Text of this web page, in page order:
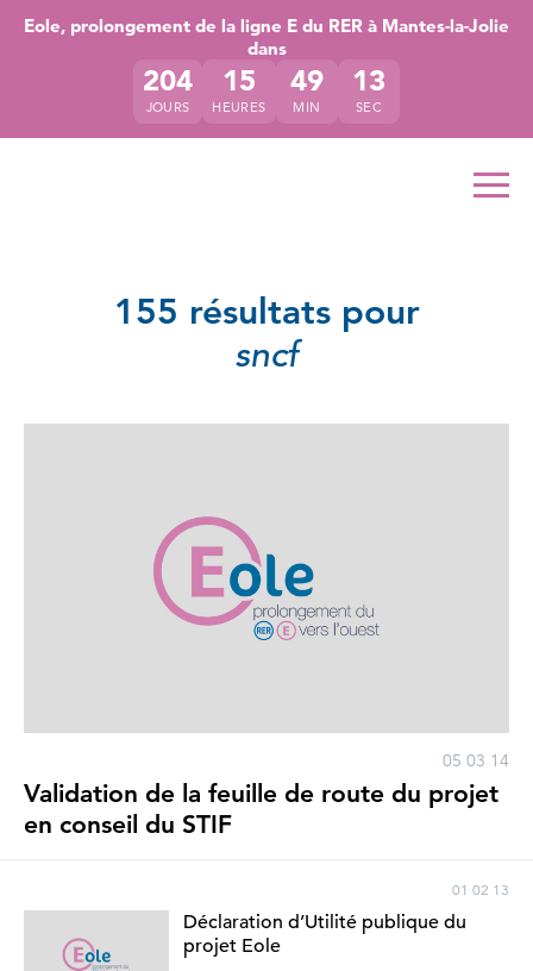
Accéder directement au contenu de la page
Accéder à la navigation principale
Accéder à la recherche
Eole, prolongement de la ligne E du RER à Mantes-la-Jolie
dans
204
JOURS
15
HEURES
49
MIN
13
SEC
155 résultats pour
sncf
05 03 14
Validation de la feuille de route du projet
en conseil du STIF
01 02 13
Déclaration d’Utilité publique du
projet Eole